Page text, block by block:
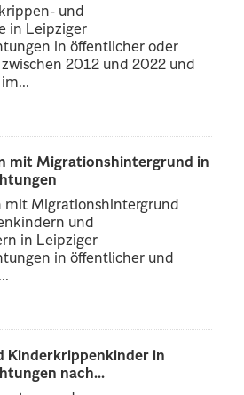
und
in Leipziger
in öffentlicher oder
2012 und 2022 und
mit Migrationshintergrund in
mit Migrationshintergrund
und
in Leipziger
in öffentlicher und
Kinderkrippenkinder in
nach...